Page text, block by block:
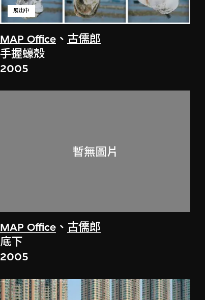
MAP Office 、 古儒郎
展出中
手握蠔殼
2005
MAP Office 、 古儒郎
底下
2005